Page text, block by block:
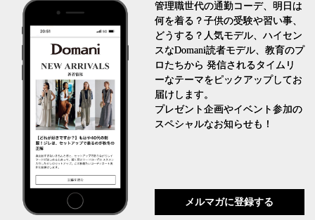
管理職世代の通勤コーデ、明日は
何を着る？子供の受験や習い事、
どうする？人気モデル、ハイセン
スなDomani読者モデル、教育のプ
ロたちから 発信されるタイムリ
ーなテーマをピックアップしてお
届けします。
プレゼント企画やイベント参加の
スペシャルなお知らせも！
メルマガに登録する